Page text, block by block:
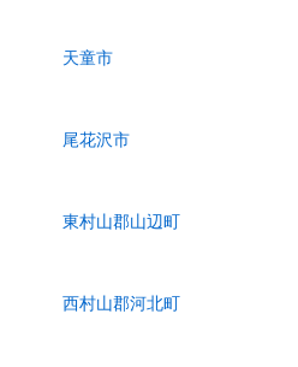
天童市
尾花沢市
東村山郡山辺町
西村山郡河北町